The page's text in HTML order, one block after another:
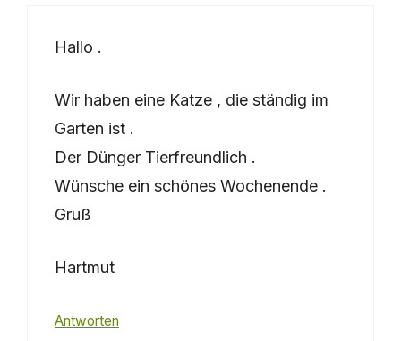
Hallo .
Wir haben eine Katze , die ständig im
Garten ist .
Der Dünger Tierfreundlich .
Wünsche ein schönes Wochenende .
Gruß
Hartmut
Antworten